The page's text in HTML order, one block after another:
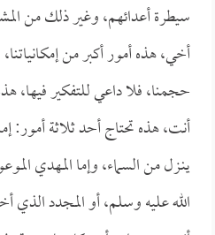
سيطرة أعدائهم، وغير ذلك من
أخي، هذه أمور أكبر من
حجمنا، فلا داعي للتفكير فيها،
أنت، هذه تحتاج أحد ثلاثة أمور:
ينـزل من السماء، وإما المهدي
الله عليه وسلم، أو المجدد الذي